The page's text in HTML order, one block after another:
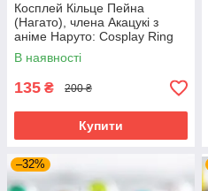
Косплей Кільце Пейна
(Нагато), члена Акацукі з
аніме Наруто: Cosplay Ring
Akatsuki Pain (Nagato), anime
Naruto
В наявності
135 ₴ 200 ₴
Купити
–32%